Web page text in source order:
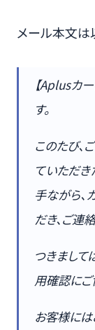
メール本文は
【Aplusカ
す。
このたび、
ていただき
⼿ながら、
だき、ご連
つきまして
⽤確認にご
お客様には